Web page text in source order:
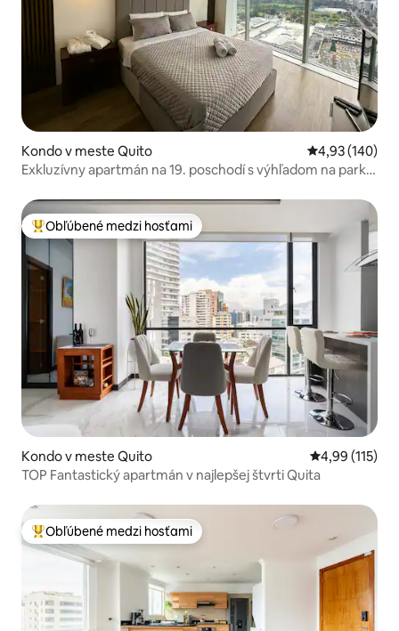
Kondo v meste Quito Priemerné
4,93 (140)
Exkluzívny apartmán na 19. poschodí s výhľadom na park
Najobľúbenejšie medzi hosťami
Obľúbené medzi hosťami
Kondo v meste Quito Priemerné
4,99 (115)
TOP Fantastický apartmán v najlepšej štvrti Quita
Najobľúbenejšie medzi hosťami
Obľúbené medzi hosťami